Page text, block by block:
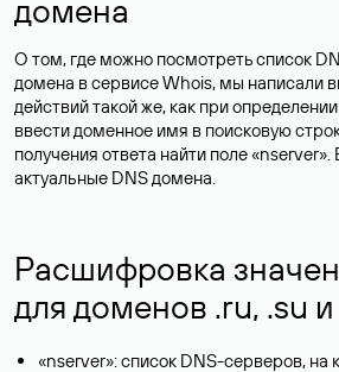
домена
О том, где можно посмотреть список
домена в сервисе Whois, мы написали
действий такой же, как при
ввести доменное имя в поисковую
получения ответа найти поле
актуальные DNS домена.
Расшифровка
для доменов .ru, .su
«nserver»: список DNS-серверов, на